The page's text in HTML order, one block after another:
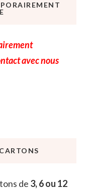
avec nous
de 3, 6 ou 12